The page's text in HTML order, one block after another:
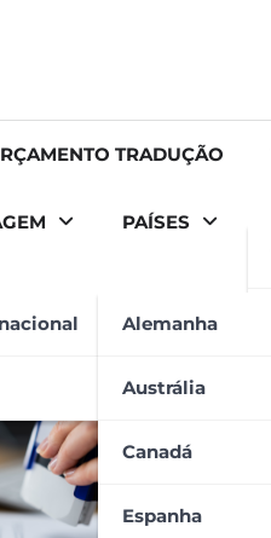
TRADUÇÃO
PAÍSES
Alemanha
Austrália
Canadá
Espanha